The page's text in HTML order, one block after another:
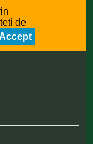
de